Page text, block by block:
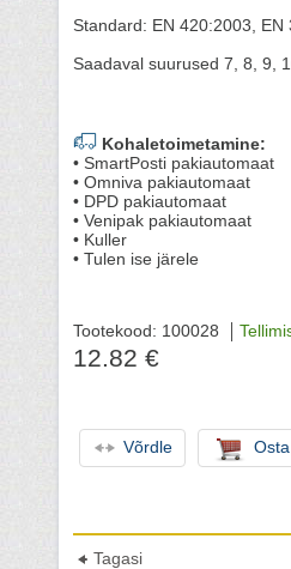
Standard: EN 420:2003, EN
Saadaval suurused 7, 8, 9,
Kohaletoimetamine:
• SmartPosti pakiautomaat
• Omniva pakiautomaat
• DPD pakiautomaat
• Venipak pakiautomaat
• Kuller
• Tulen ise järele
Tootekood: 100028
12.82 €
Võrdle Osta
Tagasi